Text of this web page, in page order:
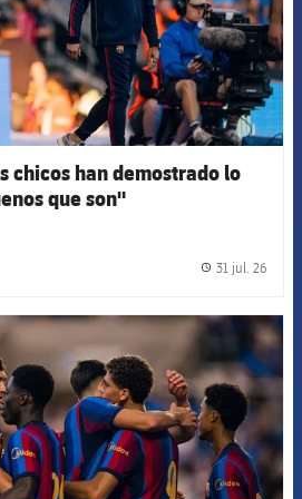
chicos han demostrado lo
que son"
31 jul. 26
FCB Barcelona badge